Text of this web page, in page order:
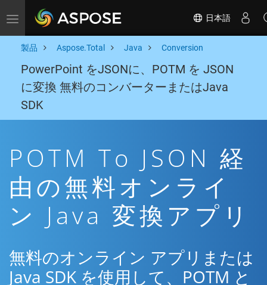
Toggle navigation 日本語
製品 Aspose.Total Java Conversion
PowerPoint をJSONに、POTM を JSON
に変換 無料のコンバーターまたはJava
SDK
POTM To JSON 経
由の無料オンライ
ン Java 変換アプリ
無料のオンライン アプリまたは
Java SDK を使用して、POTM と